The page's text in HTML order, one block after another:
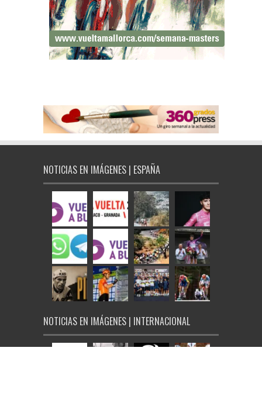
NOTICIAS EN IMÁGENES | ESPAÑA
NOTICIAS EN IMÁGENES | INTERNACIONAL